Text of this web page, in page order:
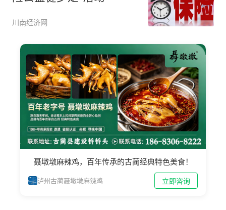
川南经济网
聂墩墩麻辣鸡，百年传承的古蔺经典特色美食！
泸州古蔺聂墩墩麻辣鸡 立即咨询